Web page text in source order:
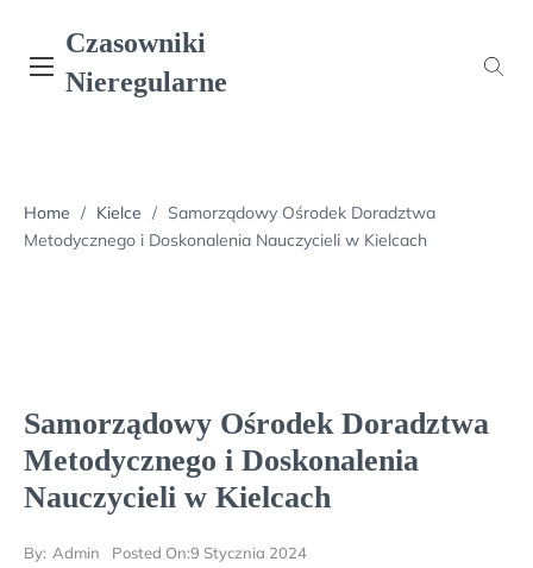
content
Czasowniki
Nieregularne
Home / Kielce / Samorządowy Ośrodek Doradztwa
Metodycznego i Doskonalenia Nauczycieli w Kielcach
Samorządowy Ośrodek Doradztwa
Metodycznego i Doskonalenia
Nauczycieli w Kielcach
By: Admin Posted On:9 Stycznia 2024